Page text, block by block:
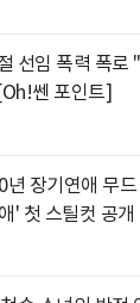
선임 폭력 폭로
쎈 포인트]
년 장기연애 무
' 첫 스틸컷 공개